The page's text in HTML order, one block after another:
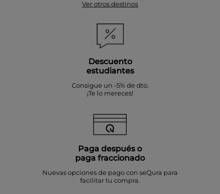
Ver otros destinos
Descuento
estudiantes
Consigue un -5% de dto.
¡Te lo mereces!
Paga después o
paga fraccionado
Nuevas opciones de pago con seQura para
facilitar tu compra.